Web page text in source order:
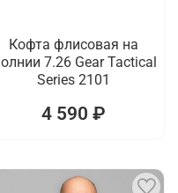
Кофта флисовая на
7.26 Gear Tactical
Series 2101
4 590 ₽